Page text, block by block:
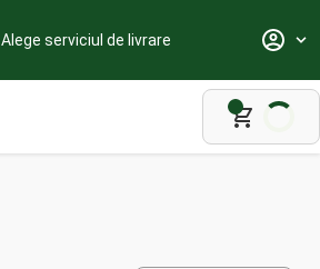
Alege serviciul de livrare